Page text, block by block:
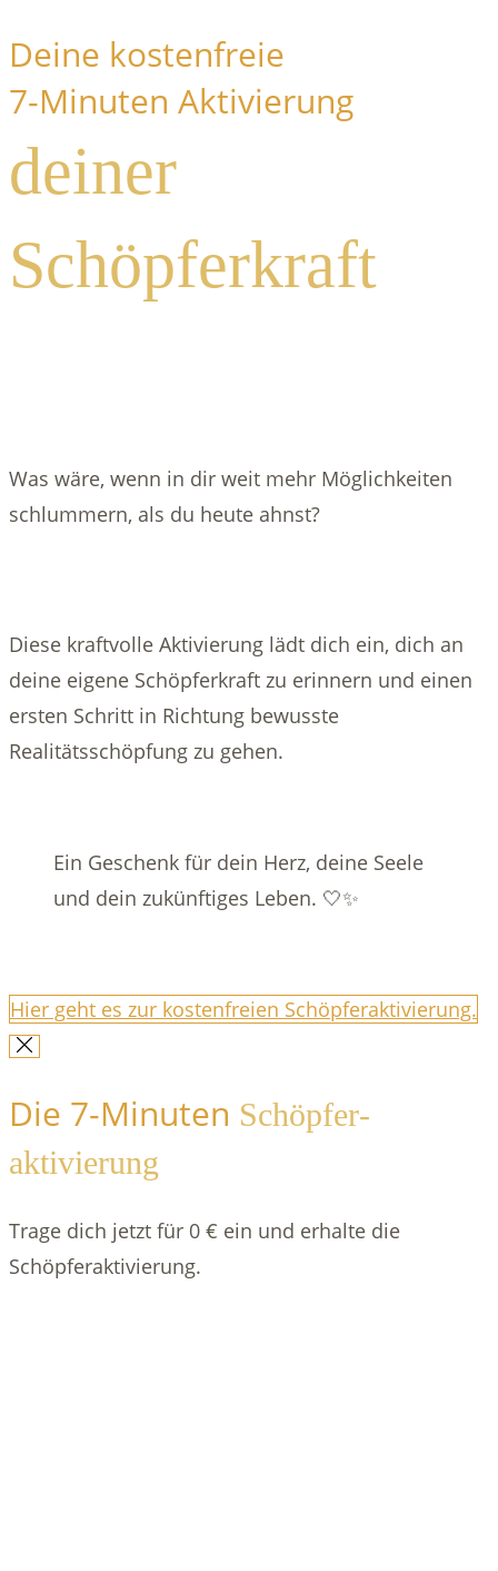
Deine kostenfreie
7-Minuten Aktivierung
deiner
Schöpferkraft
Was wäre, wenn in dir weit mehr Möglichkeiten
schlummern, als du heute ahnst?
Diese kraftvolle Aktivierung lädt dich ein, dich an
deine eigene Schöpferkraft zu erinnern und einen
ersten Schritt in Richtung bewusste
Realitätsschöpfung zu gehen.
Ein Geschenk für dein Herz, deine Seele
und dein zukünftiges Leben. 🤍✨
Hier geht es zur kostenfreien Schöpferaktivierung.
Die 7-Minuten Schöpfer­
aktivierung
Trage dich jetzt für 0 € ein und erhalte die
Schöpfer­aktivierung.